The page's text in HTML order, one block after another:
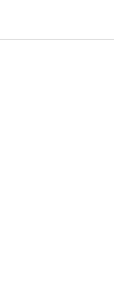
konten